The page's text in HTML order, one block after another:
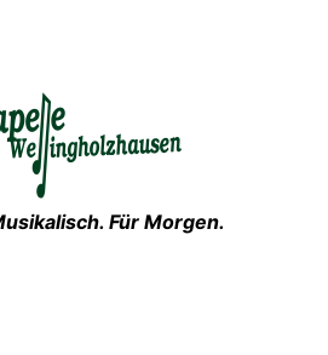
Für Morgen.